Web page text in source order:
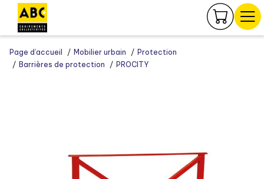
Page d’accueil Mobilier urbain
Protection
Barrières de protection
PROCITY
Panneau de gestion des cookies